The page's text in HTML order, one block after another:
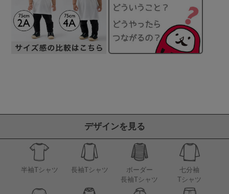
デザインを見る
半袖Tシャツ 長袖Tシャツ
ボーダー
長袖Tシャツ
七分袖
Tシャツ